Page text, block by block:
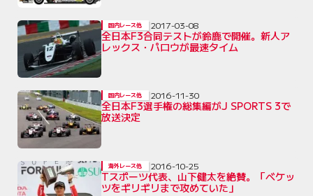
全日本F3合同テストが鈴鹿で開催。新人ア
レックス・パロウが最速タイム
国内レース他 2017-03-08
全日本F3選手権の総集編がJ SPORTS 3で
放送決定
国内レース他 2016-11-30
Tスポーツ代表、山下健太を絶賛。「ベケッ
ツをギリギリまで攻めていた」
海外レース他 2016-10-25